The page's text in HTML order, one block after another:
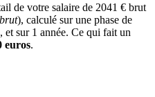
de votre salaire de 2041 € brut
), calculé sur une phase de
et sur 1 année. Ce qui fait un
euros.